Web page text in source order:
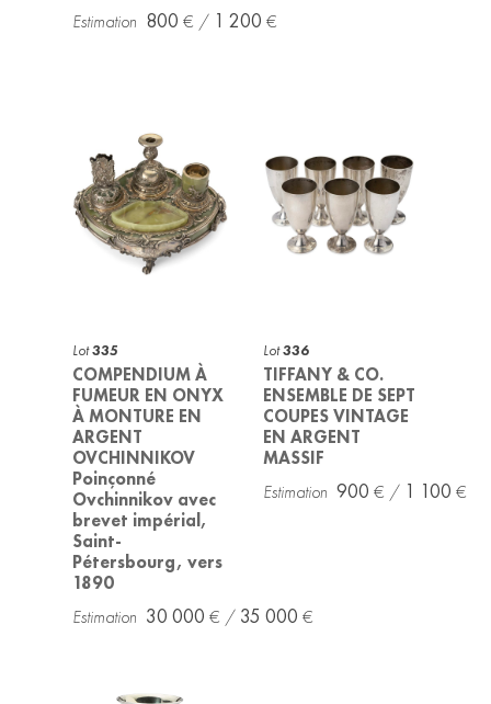
800 1 200
Lot335
COMPENDIUM À
FUMEUR EN ONYX
À MONTURE EN
ARGENT
OVCHINNIKOV
Poinçonné
Ovchinnikov avec
brevet impérial,
Saint-
Pétersbourg, vers
1890
30 000 35 000
Lot336
TIFFANY & CO.
ENSEMBLE DE SEPT
COUPES VINTAGE
EN ARGENT
MASSIF
900 1 100